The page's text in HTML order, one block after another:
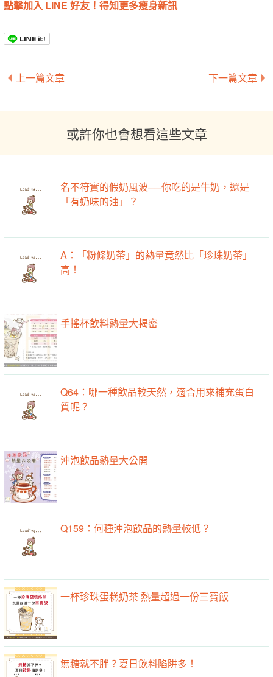
點擊加入 LINE 好友！得知更多瘦身新訊
上一篇文章 下一篇文章
或許你也會想看這些文章
名不符實的假奶風波──你吃的是牛奶，還是
「有奶味的油」？
A：「粉條奶茶」的熱量竟然比「珍珠奶茶」
高！
手搖杯飲料熱量大揭密
Q64：哪一種飲品較天然，適合用來補充蛋白
質呢？
沖泡飲品熱量大公開
Q159：何種沖泡飲品的熱量較低？
一杯珍珠蛋糕奶茶 熱量超過一份三寶飯
無糖就不胖？夏日飲料陷阱多！